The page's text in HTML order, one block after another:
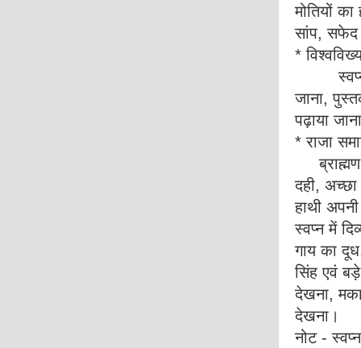
मोतियों
सांप, सफेद
*
स्वप्न में
जाना,
पढ़ाया
* राजा
ब्राह्मण
दही,
हाथी
स्वप्न में
गाय का
सिंह एवं
देखना,
देखना।
नोट -